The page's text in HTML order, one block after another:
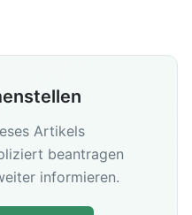
Artikels
beantragen
informieren.